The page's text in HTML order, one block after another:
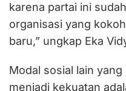
karena partai ini
organisasi yang
baru,” ungkap Eka
Modal sosial lain
menjadi kekuatan